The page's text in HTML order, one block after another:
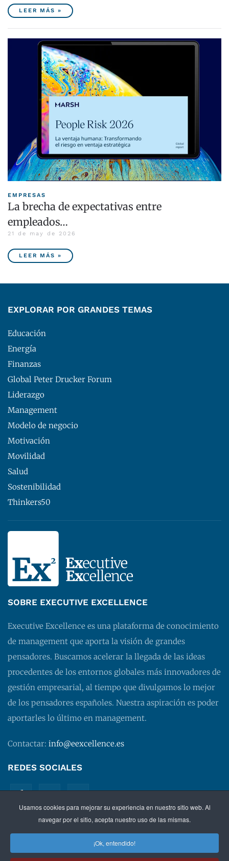
Usamos cookies para mejorar su experiencia en nuestro sitio web. Al
navegar por el sitio, acepta nuestro uso de las mismas.
¡Ok, entendido!
LEER MÁS »
EMPRESAS
La brecha de expectativas entre
empleados…
21 de may de 2026
LEER MÁS »
EXPLORAR POR GRANDES TEMAS
Educación
Energía
Finanzas
Global Peter Drucker Forum
Liderazgo
Management
Modelo de negocio
Motivación
Movilidad
Salud
Sostenibilidad
Thinkers50
SOBRE EXECUTIVE EXCELLENCE
Executive Excellence es una plataforma de conocimiento
de management que aporta la visión de grandes
pensadores. Buscamos acelerar la llegada de las ideas
procedentes de los entornos globales más innovadores de
gestión empresarial, al tiempo que divulgamos lo mejor
de los pensadores españoles. Nuestra aspiración es poder
aportarles lo último en management.
Contactar: info@eexcellence.es
REDES SOCIALES
©2026 EXECUTIVE EXCELLENCE.Managementpara